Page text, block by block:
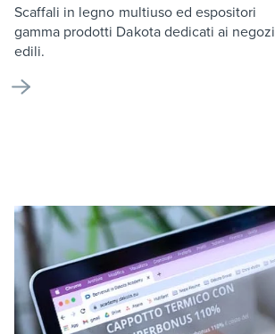
Scaffali in legno multiuso ed espositori
gamma prodotti Dakota dedicati ai negozi
edili.